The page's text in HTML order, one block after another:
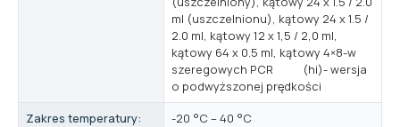
ml (uszczelnionu), kątowy 24 x 1.5 /
2.0 ml, kątowy 12 x 1,5 / 2,0 ml,
kątowy 64 x 0.5 ml, kątowy 4×8-w
szeregowych PCR (hi)- wersja
o podwyższonej prędkości
Zakres temperatury:
-20 °C – 40 °C